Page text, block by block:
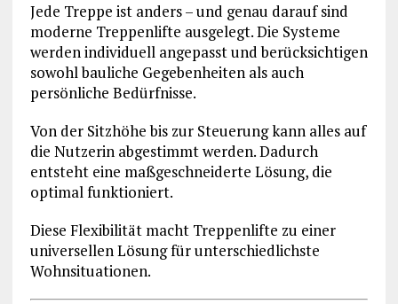
Jede Treppe ist anders – und genau darauf sind
moderne Treppenlifte ausgelegt. Die Systeme
werden individuell angepasst und berücksichtigen
sowohl bauliche Gegebenheiten als auch
persönliche Bedürfnisse.
Von der Sitzhöhe bis zur Steuerung kann alles auf
die Nutzerin abgestimmt werden. Dadurch
entsteht eine maßgeschneiderte Lösung, die
optimal funktioniert.
Diese Flexibilität macht Treppenlifte zu einer
universellen Lösung für unterschiedlichste
Wohnsituationen.